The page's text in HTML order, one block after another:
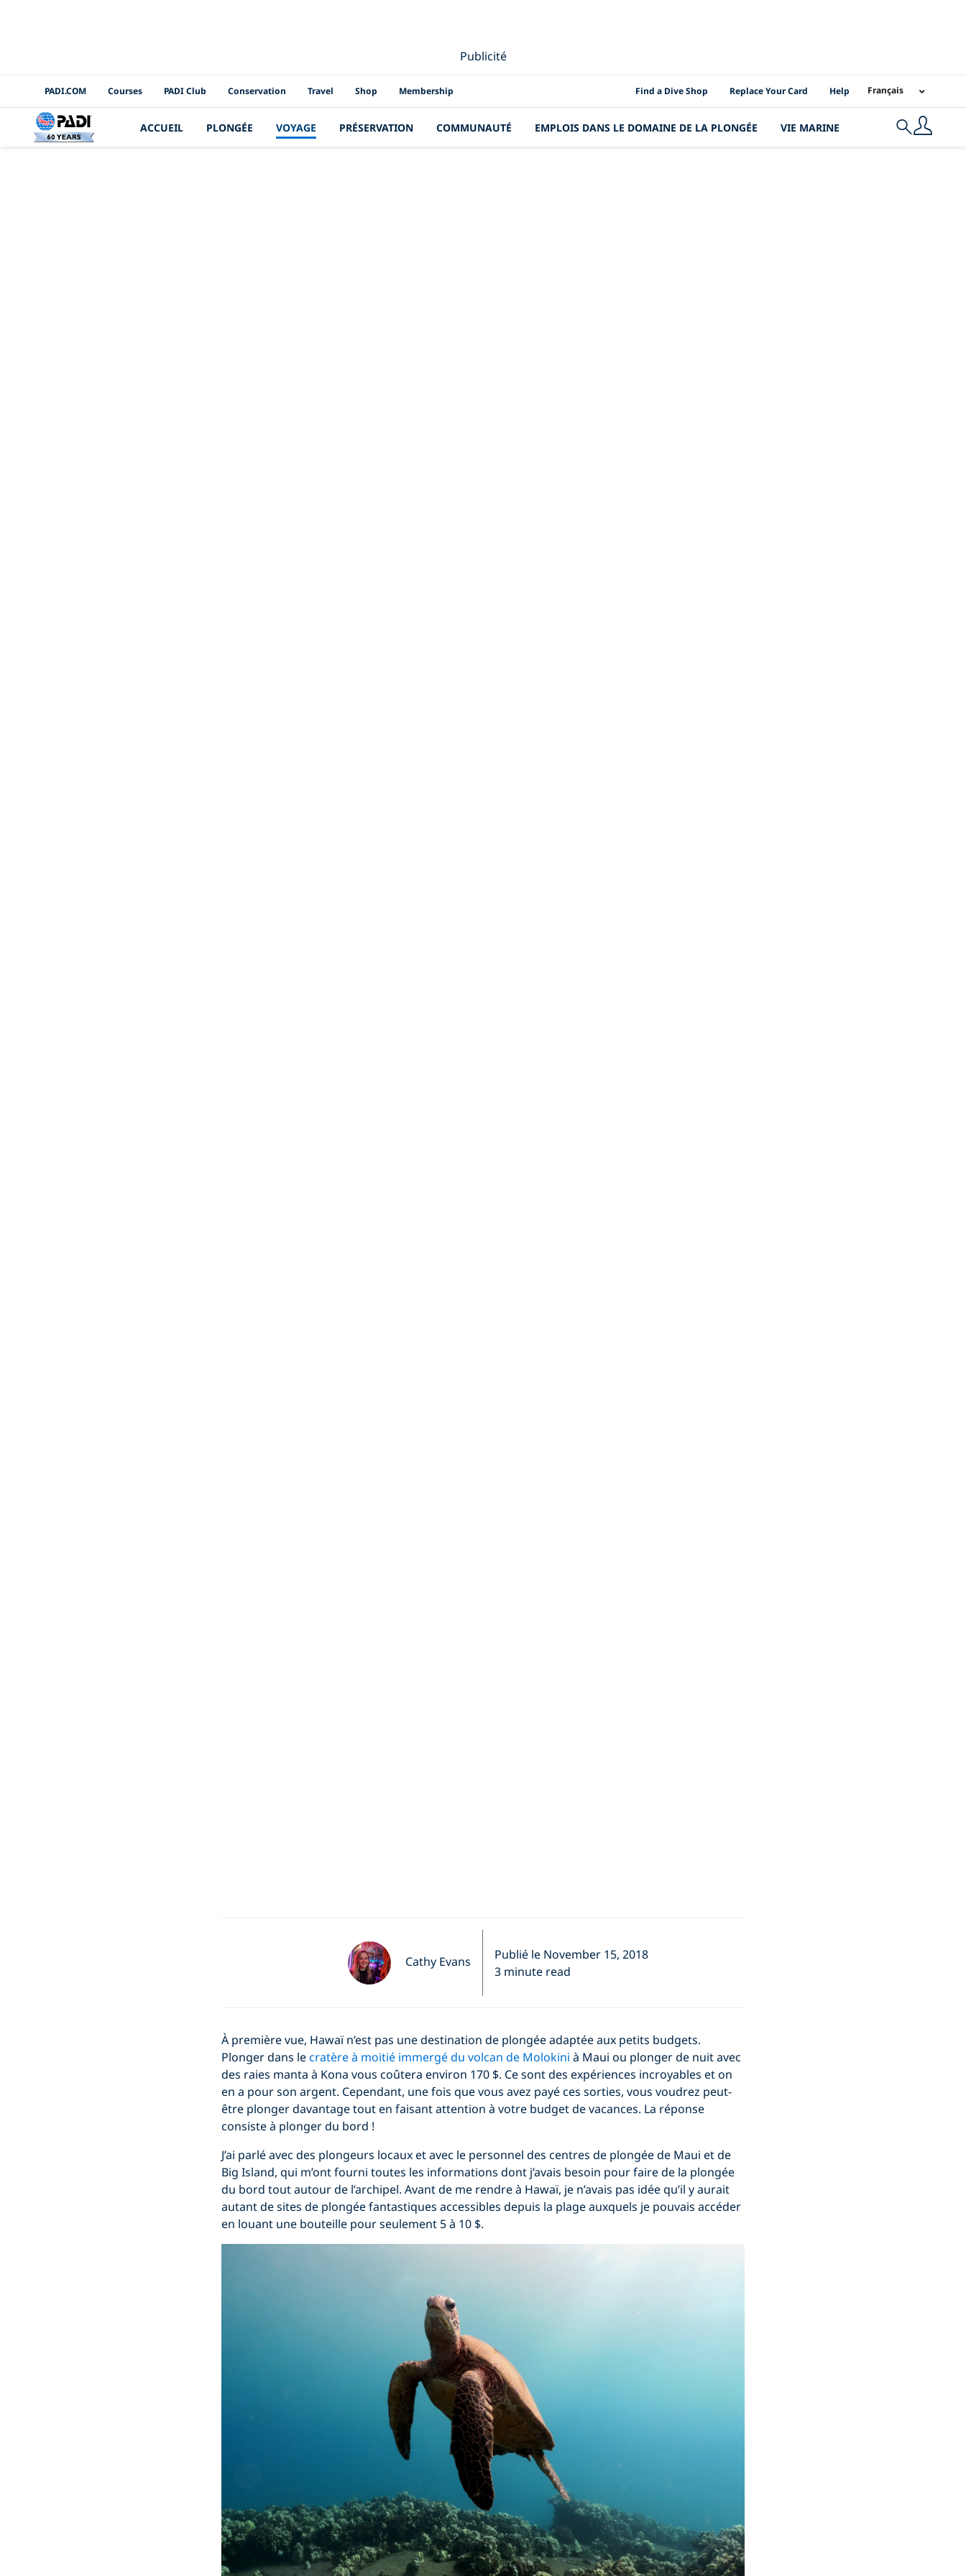
Publicité
PADI Channels
PADI.COM Courses PADI Club Conservation Travel Shop Membership PADI Location Links
Find a Dive Shop Replace Your Card Help Français
ACCUEIL PLONGÉE VOYAGE PRÉSERVATION COMMUNAUTÉ EMPLOIS DANS LE DOMAINE DE LA PLONGÉE VIE MARINE Search
Cathy Evans
Publié le November 15, 2018
3 minute read
À première vue, Hawaï n’est pas une destination de plongée adaptée aux petits budgets.
Plonger dans lecratère à moitié immergé du volcan de Molokini à Maui ou plonger de nuit avec
des raies manta à Kona vous coûtera environ 170 $. Ce sont des expériences incroyables et on
en a pour son argent. Cependant, une fois que vous avez payé ces sorties, vous voudrez peut-
être plonger davantage tout en faisant attention à votre budget de vacances. La réponse
consiste à plonger du bord !
J’ai parlé avec des plongeurs locaux et avec le personnel des centres de plongée de Maui et de
Big Island, qui m’ont fourni toutes les informations dont j’avais besoin pour faire de la plongée
du bord tout autour de l’archipel. Avant de me rendre à Hawaï, je n’avais pas idée qu’il y aurait
autant de sites de plongée fantastiques accessibles depuis la plage auxquels je pouvais accéder
en louant une bouteille pour seulement 5 à 10 $.